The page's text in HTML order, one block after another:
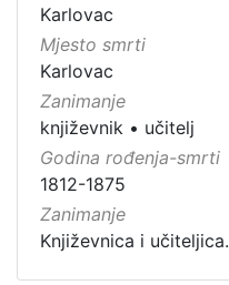
Karlovac
Mjesto smrti
Karlovac
Zanimanje
književnik • učitelj
Godina rođenja-smrti
1812-1875
Zanimanje
Književnica i učiteljica.